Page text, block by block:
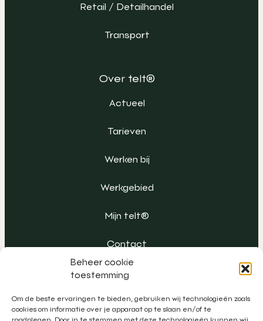
Beheer cookie
toestemming
Om de beste ervaringen te bieden, gebruiken wij technologieën zoals
cookies om informatie over je apparaat op te slaan en/of te
Retail / Detailhandel
Transport
Over telt®
Actueel
Tarieven
Werken bij
Werkgebied
Mijn telt®
Contact